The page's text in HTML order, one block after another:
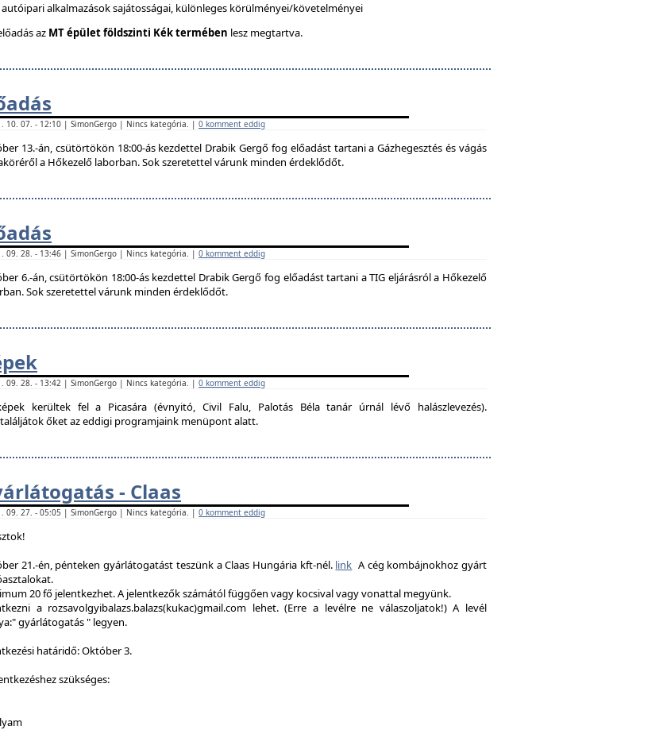
autóipari alkalmazások sajátosságai, különleges körülményei/követelményei
az MT épület földszinti Kék termében lesz megtartva.
10. 07. - 12:10 | SimonGergo | Nincs kategória. | 0 komment eddig
13.-án, csütörtökön 18:00-ás kezdettel Drabik Gergő fog előadást tartani a Gázhegesztés és vágás
a Hőkezelő laborban. Sok szeretettel várunk minden érdeklődőt.
09. 28. - 13:46 | SimonGergo | Nincs kategória. | 0 komment eddig
6.-án, csütörtökön 18:00-ás kezdettel Drabik Gergő fog előadást tartani a TIG eljárásról a Hőkezelő
Sok szeretettel várunk minden érdeklődőt.
09. 28. - 13:42 | SimonGergo | Nincs kategória. | 0 komment eddig
kerültek fel a Picasára (évnyitó, Civil Falu, Palotás Béla tanár úrnál lévő halászlevezés).
őket az eddigi programjaink menüpont alatt.
- Claas
09. 27. - 05:05 | SimonGergo | Nincs kategória. | 0 komment eddig
21.-én, pénteken gyárlátogatást teszünk a Claas Hungária kft-nél. link A cég kombájnokhoz gyárt
20 fő jelentkezhet. A jelentkezők számától függően vagy kocsival vagy vonattal megyünk.
a rozsavolgyibalazs.balazs(kukac)gmail.com lehet. (Erre a levélre ne válaszoljatok!) A levél
gyárlátogatás " legyen.
határidő: Október 3.
szükséges: